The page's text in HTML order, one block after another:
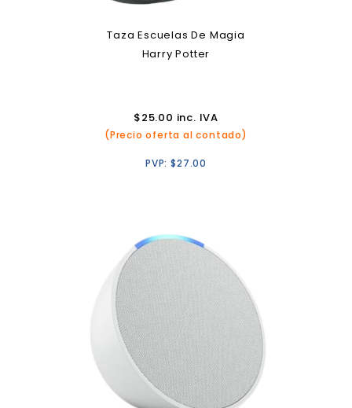
Taza Escuelas De Magia
Harry Potter
$25.00 inc. IVA
(Precio oferta al contado)
PVP:$27.00